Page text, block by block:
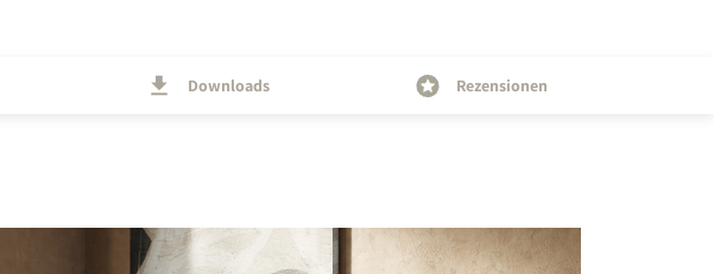
Downloads Rezensionen